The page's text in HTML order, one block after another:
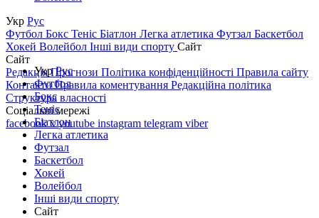
Укр Рус
Футбол Бокс Теніс Біатлон Легка атлетика Футзал Баскетбол
Хокей Волейбол Інші види спорту Сайт
Сайт
РедакціяПрогнози Політика конфіденційності Правила сайту
КонтактиПравила коментування Редакційна політика
Структура власності
Соціальні мережі
facebookxyoutube instagram telegram viber
УкрРус
Футбол
Бокс
Теніс
Біатлон
Легка атлетика
Футзал
Баскетбол
Хокей
Волейбол
Інші види спорту
Сайт